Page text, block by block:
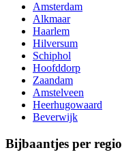
Amsterdam
Alkmaar
Haarlem
Hilversum
Schiphol
Hoofddorp
Zaandam
Amstelveen
Heerhugowaard
Beverwijk
Bijbaantjes per regio